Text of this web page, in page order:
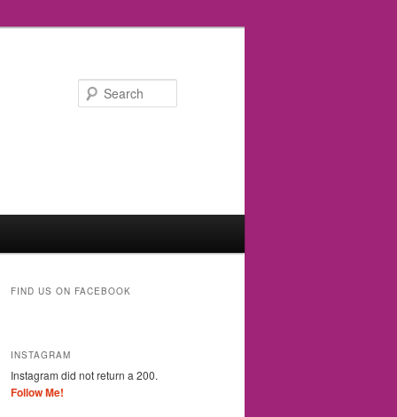
FIND US ON FACEBOOK
INSTAGRAM
Instagram did not return a 200.
Follow Me!